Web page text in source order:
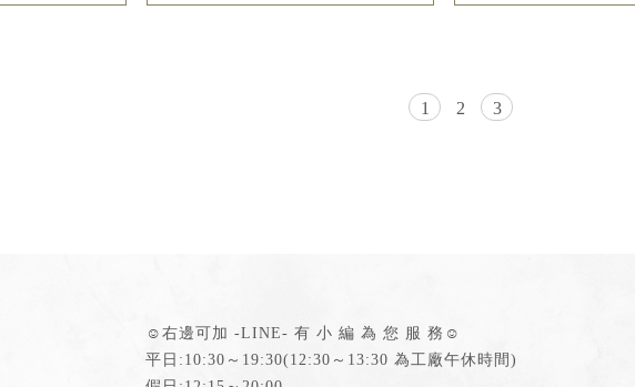
1 2 3
☺右邊可加 -LINE- 有 小 編 為 您 服 務☺
平日:10:30～19:30